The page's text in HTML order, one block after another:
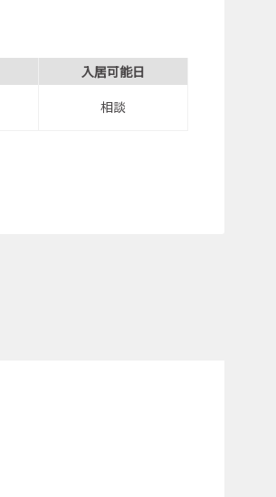
入居可能日
相談